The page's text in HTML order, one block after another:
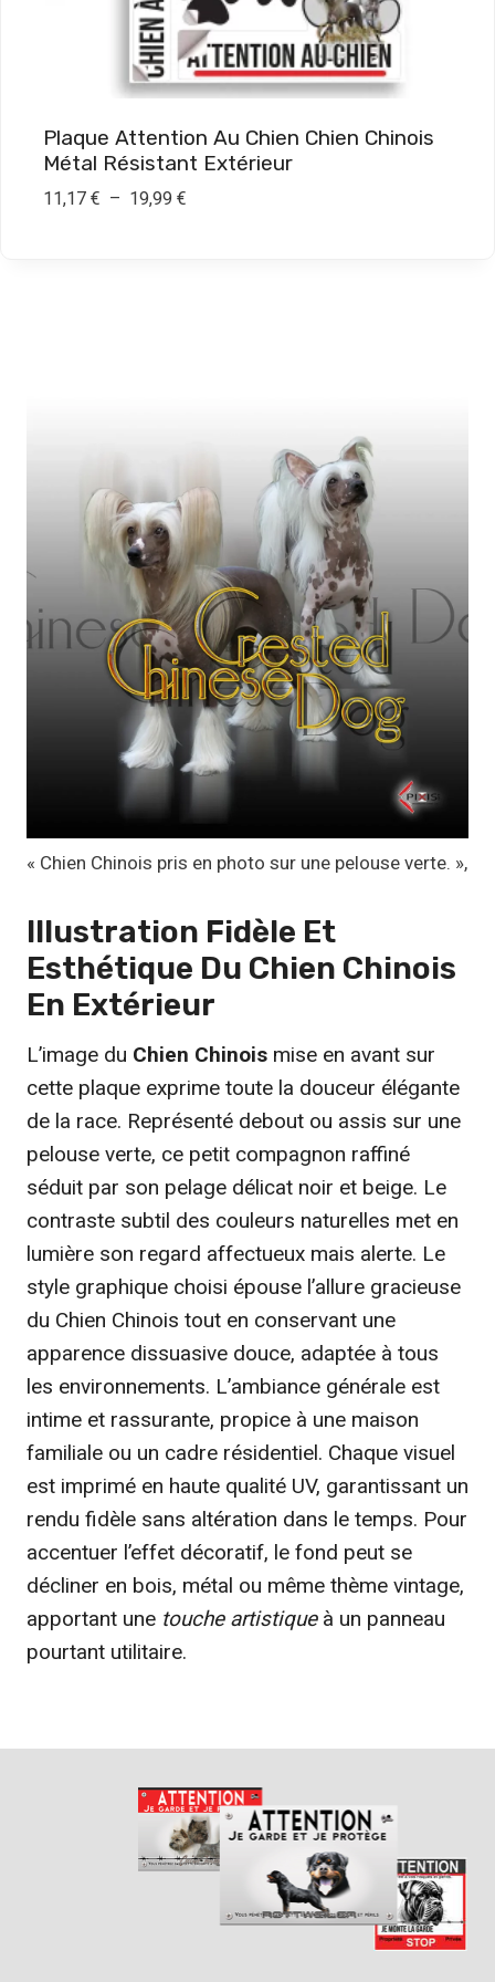
€
à
1
,
9
0
Plaque Attention Au Chien Chien Chinois
Métal Résistant Extérieur
11,17 € – 19,99 €P
:
1
1
,
1
7
€
à
1
,
€
« Chien Chinois pris en photo sur une pelouse verte. »,
Illustration Fidèle Et
Esthétique Du Chien Chinois
En Extérieur
L’image du Chien Chinois mise en avant sur
cette plaque exprime toute la douceur élégante
de la race. Représenté debout ou assis sur une
pelouse verte, ce petit compagnon raffiné
séduit par son pelage délicat noir et beige. Le
contraste subtil des couleurs naturelles met en
lumière son regard affectueux mais alerte. Le
style graphique choisi épouse l’allure gracieuse
du Chien Chinois tout en conservant une
apparence dissuasive douce, adaptée à tous
les environnements. L’ambiance générale est
intime et rassurante, propice à une maison
familiale ou un cadre résidentiel. Chaque visuel
est imprimé en haute qualité UV, garantissant un
rendu fidèle sans altération dans le temps. Pour
accentuer l’effet décoratif, le fond peut se
décliner en bois, métal ou même thème vintage,
apportant une touche artistiqueà un panneau
pourtant utilitaire.